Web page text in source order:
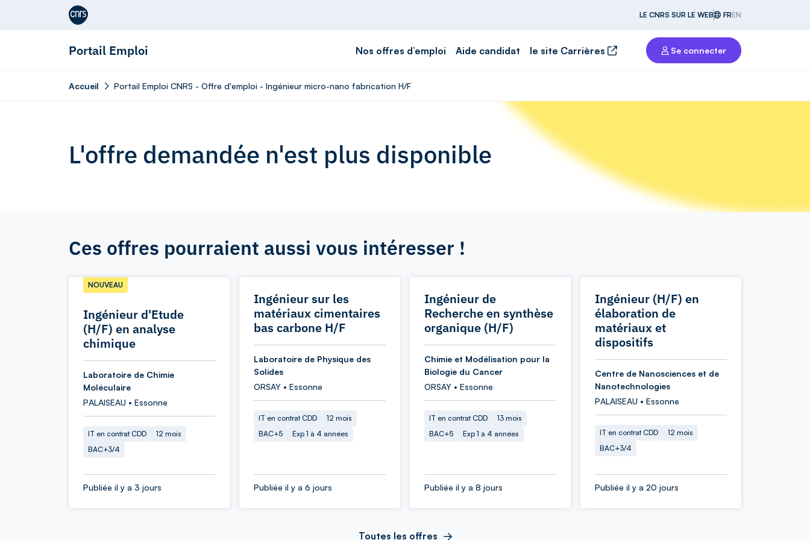
Aller au contenu
LE CNRS SUR LE WEB FREN
Portail Emploi Nos offres d’emploi Aide candidat le site Carrières Se connecter
Accueil Portail Emploi CNRS - Offre d'emploi - Ingénieur micro-nano fabrication H/F
L'offre demandée n'est plus disponible
Ces offres pourraient aussi vous intéresser !
Ingénieur d'Etude
(H/F) en analyse
chimique
NOUVEAU
Laboratoire de Chimie
Moléculaire
PALAISEAU • Essonne
IT en contrat CDD
12 mois
BAC+3/4
Publiée il y a 3 jours
Ingénieur sur les
matériaux cimentaires
bas carbone H/F
Laboratoire de Physique des
Solides
ORSAY • Essonne
IT en contrat CDD
12 mois
BAC+5
Exp 1 à 4 années
Publiée il y a 6 jours
Ingénieur de
Recherche en synthèse
organique (H/F)
Chimie et Modélisation pour la
Biologie du Cancer
ORSAY • Essonne
IT en contrat CDD
13 mois
BAC+5
Exp 1 à 4 années
Publiée il y a 8 jours
Ingénieur (H/F) en
élaboration de
matériaux et
dispositifs
Centre de Nanosciences et de
Nanotechnologies
PALAISEAU • Essonne
IT en contrat CDD
12 mois
BAC+3/4
Publiée il y a 20 jours
Toutes les offres